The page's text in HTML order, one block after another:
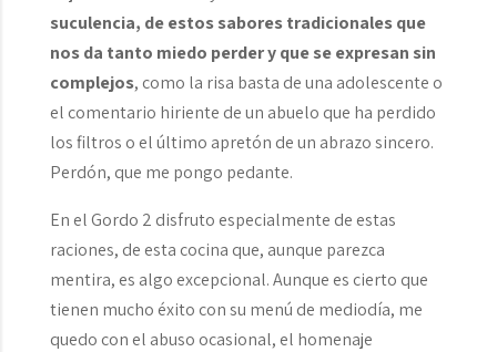
suculencia, de estos sabores tradicionales que
nos da tanto miedo perder y que se expresan sin
complejos, como la risa basta de una adolescente o
el comentario hiriente de un abuelo que ha perdido
los filtros o el último apretón de un abrazo sincero.
Perdón, que me pongo pedante.
En el Gordo 2 disfruto especialmente de estas
raciones, de esta cocina que, aunque parezca
mentira, es algo excepcional. Aunque es cierto que
tienen mucho éxito con su menú de mediodía, me
quedo con el abuso ocasional, el homenaje